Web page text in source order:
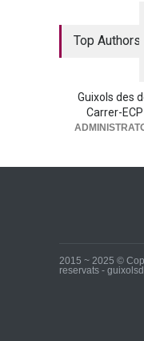
→ 26 d’octubre
municipal
2023
Top Authors
Guixols des
Carrer-ECP
2015 ~ 2025 ©
reservats -